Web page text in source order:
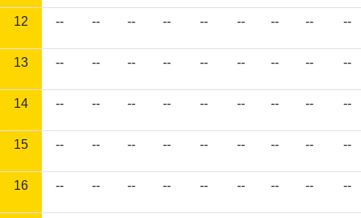
12 -- -- -- -- -- -- -- -- --
13 -- -- -- -- -- -- -- -- --
14 -- -- -- -- -- -- -- -- --
15 -- -- -- -- -- -- -- -- --
16 -- -- -- -- -- -- -- -- --